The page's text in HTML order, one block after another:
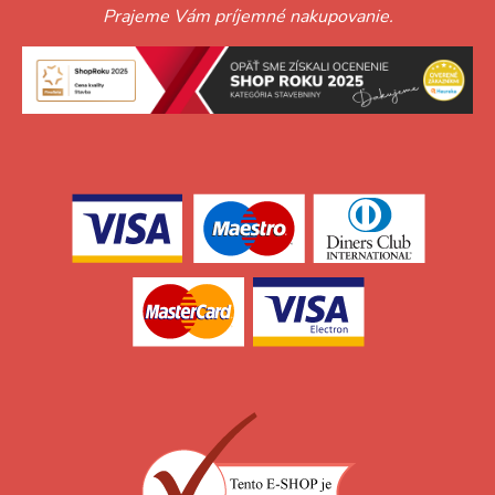
Prajeme Vám príjemné nakupovanie.